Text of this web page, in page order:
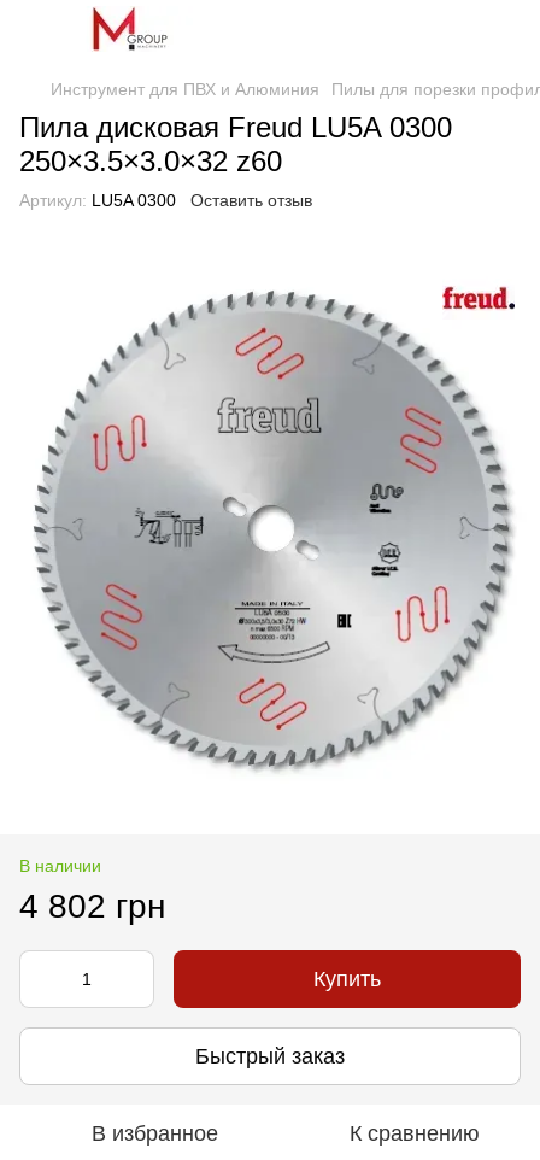
Инструмент для ПВХ и Алюминия Пилы для порезки
Пила дисковая Freud LU5A 0300
250×3.5×3.0×32 z60
Артикул: LU5A 0300 Оставить отзыв
В наличии
4 802 грн
Купить
Быстрый заказ
В избранное К сравнению